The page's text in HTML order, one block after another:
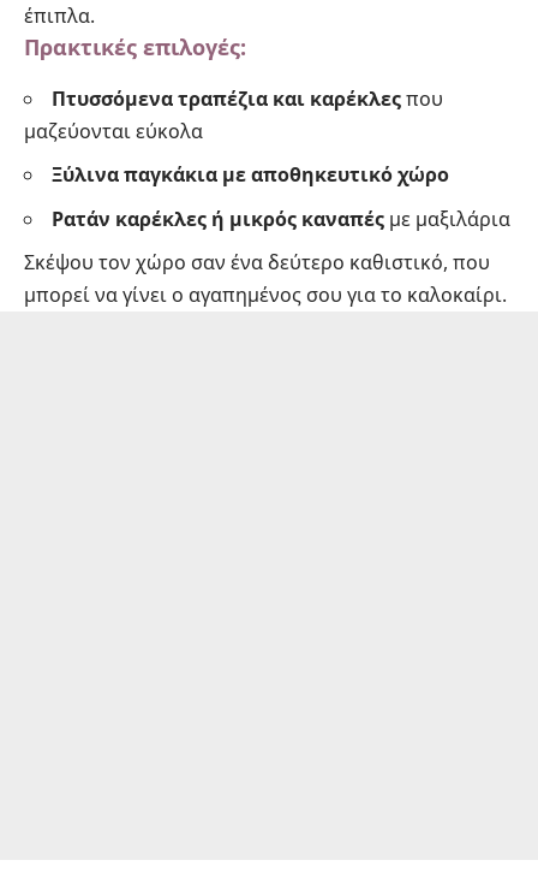
έπιπλα.
Πρακτικές επιλογές:
Πτυσσόμενα τραπέζια και καρέκλεςπου
μαζεύονται εύκολα
Ξύλινα παγκάκια με αποθηκευτικό χώρο
Ρατάν καρέκλες ή μικρός καναπές με μαξιλάρια
Σκέψου τον χώρο σαν ένα δεύτερο καθιστικό, που
μπορεί να γίνει ο αγαπημένος σου για το καλοκαίρι.